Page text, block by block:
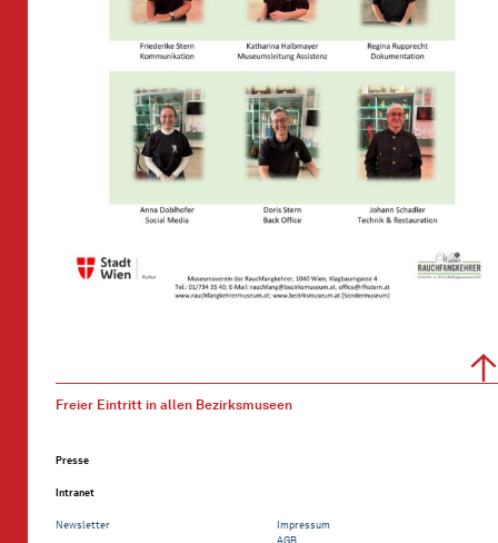
Freier Eintritt in allen Bezirksmuseen
Presse
Intranet
Newsletter
Impressum
AGB